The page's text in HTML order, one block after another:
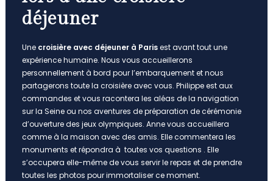
déjeuner
Une croisière avec déjeuner à Parisest avant tout une
expérience humaine. Nous vous accueillerons
personnellement à bord pour l’embarquement et nous
partagerons toute la croisière avec vous. Philippe est aux
commandes et vous racontera les aléas de la navigation
sur la Seine ou nos aventures de préparation de cérémonie
d’ouverture des jeux olympiques. Anne vous accueillera
comme à la maison avec des amis. Elle commentera les
monuments et répondra à toutes vos questions . Elle
s’occupera elle-même de vous servir le repas et de prendre
toutes les photos pour immortaliser ce moment.